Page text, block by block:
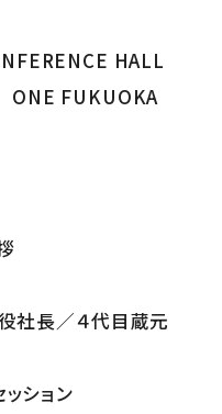
HALL
ONE FUKUOKA
社長／４代目蔵元
ション